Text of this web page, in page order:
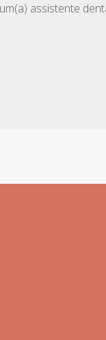
assistente